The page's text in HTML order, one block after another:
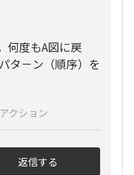
何度もA図に戻
－ン（順序）を
クション
返信する